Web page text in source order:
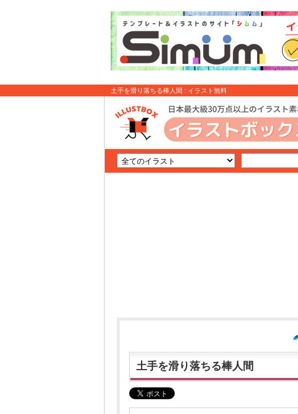
土手を滑り落ちる棒人間 : イラスト無料
土手を滑り落ちる棒人間